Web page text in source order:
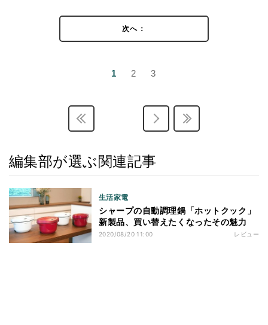
次へ：
1 2 3
編集部が選ぶ関連記事
生活家電
シャープの自動調理鍋「ホットクック」
新製品、買い替えたくなったその魅力
2020/08/20 11:00 レビュー